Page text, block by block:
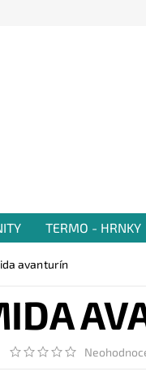
TERMO - HRNKY
avanturín